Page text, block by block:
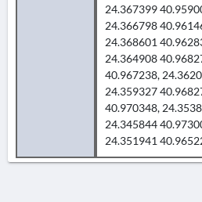
24.367399
24.366798
24.368601
24.364908
40.967238,
24.359327
40.970348,
24.345844
24.351941